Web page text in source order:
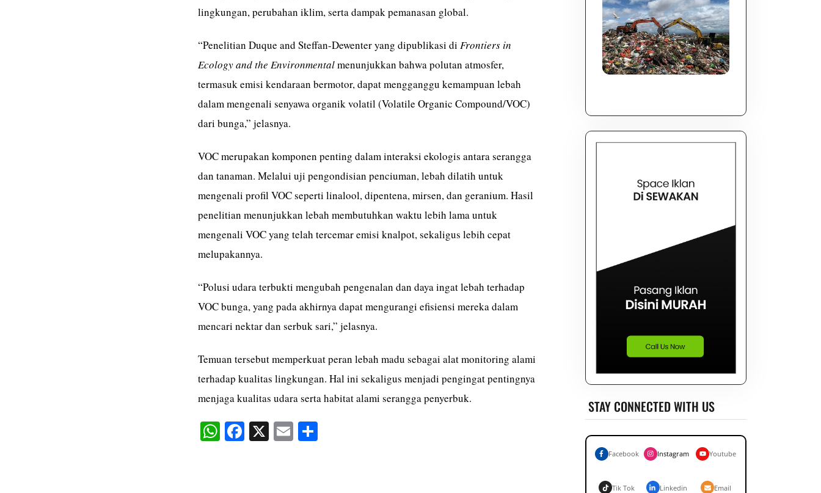
lingkungan, perubahan iklim, serta dampak pemanasan global.
“Penelitian Duque and Steffan-Dewenter yang dipublikasi di Frontiers in
Ecology and the Environmentalmenunjukkan bahwa polutan atmosfer,
termasuk emisi kendaraan bermotor, dapat mengganggu kemampuan lebah
dalam mengenali senyawa organik volatil (Volatile Organic Compound/VOC)
dari bunga,” jelasnya.
VOC merupakan komponen penting dalam interaksi ekologis antara serangga
dan tanaman. Melalui uji pengondisian penciuman, lebah dilatih untuk
mengenali profil VOC seperti linalool, dipentena, mirsen, dan geranium. Hasil
penelitian menunjukkan lebah membutuhkan waktu lebih lama untuk
mengenali VOC yang telah tercemar emisi knalpot, sekaligus lebih cepat
melupakannya.
“Polusi udara terbukti mengubah pengenalan dan daya ingat lebah terhadap
VOC bunga, yang pada akhirnya dapat mengurangi efisiensi mereka dalam
mencari nektar dan serbuk sari,” jelasnya.
Temuan tersebut memperkuat peran lebah madu sebagai alat monitoring alami
terhadap kualitas lingkungan. Hal ini sekaligus menjadi pengingat pentingnya
menjaga kualitas udara serta habitat alami serangga penyerbuk.
W Fa X E S
STAY CONNECTED WITH US
Facebook Instagram Youtube
Tik Tok Linkedin Email